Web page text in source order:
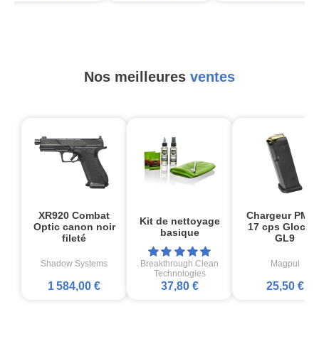
Nos meilleures ventes
XR920 Combat
Optic canon noir
fileté
Shadow Systems
1 584,00 €
Kit de nettoyage
basique
Breakthrough Clean
Technologies
37,80 €
Chargeur
17 cps
GL9
Magpul
25,50 €